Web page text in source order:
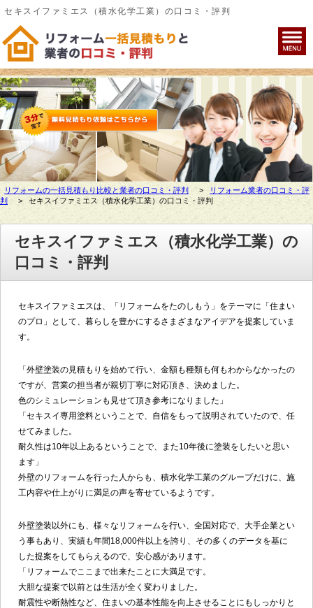
セキスイファミエス（積水化学工業）の口コミ・評判
リフォームの一括見積もり比較と業者の口コミ・評判 >
リフォーム業者の口コミ・評
判
> セキスイファミエス（積水化学工業）の口コミ・評判
セキスイファミエス（積水化学工業）の
口コミ・評判
セキスイファミエスは、「リフォームをたのしもう」をテーマに「住まい
のプロ」として、暮らしを豊かにするさまざまなアイデアを提案していま
す。
「外壁塗装の見積もりを始めて行い、金額も種類も何もわからなかったの
ですが、営業の担当者が親切丁寧に対応頂き、決めました。
色のシミュレーションも見せて頂き参考になりました」
「セキスイ専用塗料ということで、自信をもって説明されていたので、任
せてみました。
耐久性は10年以上あるということで、また10年後に塗装をしたいと思い
ます」
外壁のリフォームを行った人からも、積水化学工業のグループだけに、施
工内容や仕上がりに満足の声を寄せているようです。
外壁塗装以外にも、様々なリフォームを行い、全国対応で、大手企業とい
う事もあり、実績も年間18,000件以上を誇り、その多くのデータを基に
した提案をしてもらえるので、安心感があります。
「リフォームでここまで出来たことに大満足です。
大胆な提案で以前とは生活が全く変わりました。
耐震性や断熱性など、住まいの基本性能を向上させることにもしっかりと